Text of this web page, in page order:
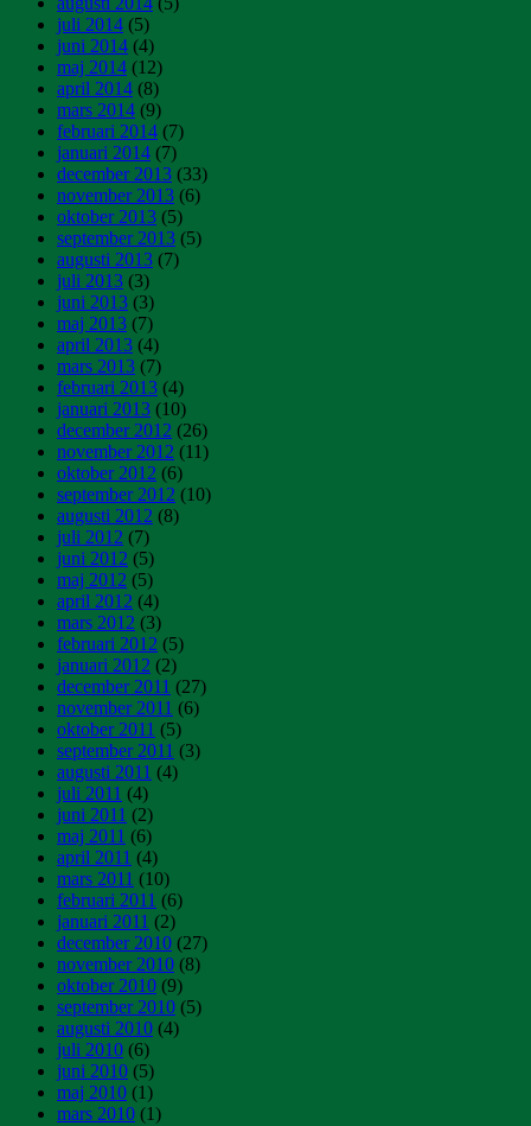
juli 2014 (5)
juni 2014 (4)
maj 2014 (12)
april 2014 (8)
mars 2014 (9)
februari 2014 (7)
januari 2014 (7)
december 2013 (33)
november 2013 (6)
oktober 2013 (5)
september 2013 (5)
augusti 2013 (7)
juli 2013 (3)
juni 2013 (3)
maj 2013 (7)
april 2013 (4)
mars 2013 (7)
februari 2013 (4)
januari 2013 (10)
december 2012 (26)
november 2012 (11)
oktober 2012 (6)
september 2012 (10)
augusti 2012 (8)
juli 2012 (7)
juni 2012 (5)
maj 2012 (5)
april 2012 (4)
mars 2012 (3)
februari 2012 (5)
januari 2012 (2)
december 2011 (27)
november 2011 (6)
oktober 2011 (5)
september 2011 (3)
augusti 2011 (4)
juli 2011 (4)
juni 2011 (2)
maj 2011 (6)
april 2011 (4)
mars 2011 (10)
februari 2011 (6)
januari 2011 (2)
december 2010 (27)
november 2010 (8)
oktober 2010 (9)
september 2010 (5)
augusti 2010 (4)
juli 2010 (6)
juni 2010 (5)
maj 2010 (1)
mars 2010 (1)